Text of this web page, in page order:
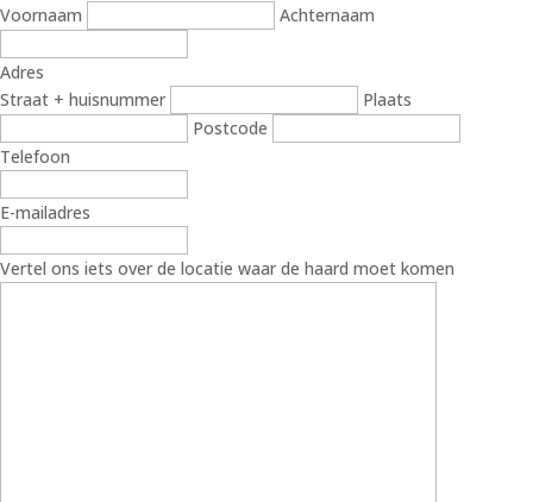
Voornaam
Achternaam
Adres
Straat + huisnummer
Plaats
Postcode
Telefoon
E-mailadres
Vertel ons iets over de locatie waar de haard moet komen